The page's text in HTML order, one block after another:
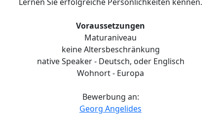
Lernen Sie erfolgreiche Persönlichkeiten kennen.
Voraussetzungen
Maturaniveau
keine Altersbeschränkung
native Speaker - Deutsch, oder Englisch
Wohnort - Europa
Bewerbung an:
Georg Angelides